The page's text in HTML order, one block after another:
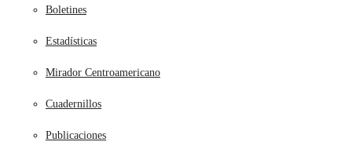
Boletines
Estadísticas
Mirador Centroamericano
Cuadernillos
Publicaciones